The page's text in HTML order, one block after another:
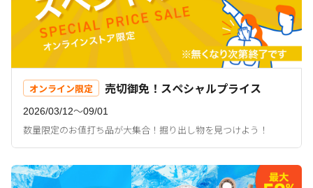
オンライン限定 売切御免！スペシャルプライス
2026/03/12〜09/01
数量限定のお値打ち品が大集合！掘り出し物を見つけよう！